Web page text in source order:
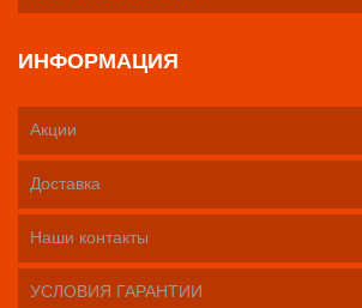
ИНФОРМАЦИЯ
Акции
Доставка
Наши контакты
УСЛОВИЯ ГАРАНТИИ